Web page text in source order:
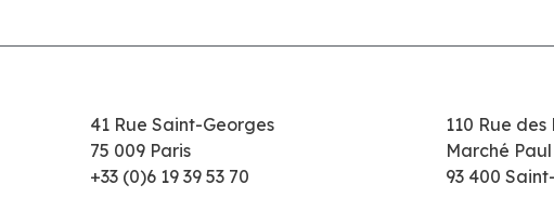
41 Rue Saint-Georges
75 009 Paris
+33 (0)6 19 39 53 70
110 Rue des
Marché
93 400